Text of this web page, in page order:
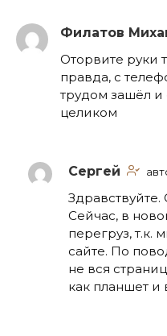
Филатов
Оторвите руки
правда, с
трудом зашёл и
целиком
Сергей
Сейчас, в
перегруз, т.к.
сайте. По
не вся
как планшет и